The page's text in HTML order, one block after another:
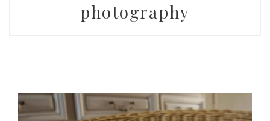
photography